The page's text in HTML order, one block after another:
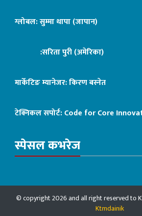
ग्लोबल: सुम्मा थापा (जापान)
:सरिता पुरी (अमेरिका)
मार्केटिङ म्यानेजर: किरण बस्नेत
टेक्निकल सपोर्ट:Code for Core
स्पेसल कभरेज
© copyright 2026 and all right reserved to
Ktmdainik